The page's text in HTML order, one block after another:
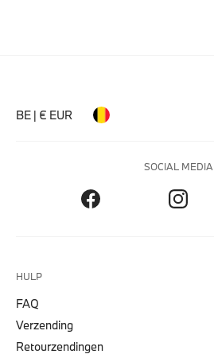
BE | € EUR
SOCIAL MEDIA
HULP
FAQ
Verzending
Retourzendingen